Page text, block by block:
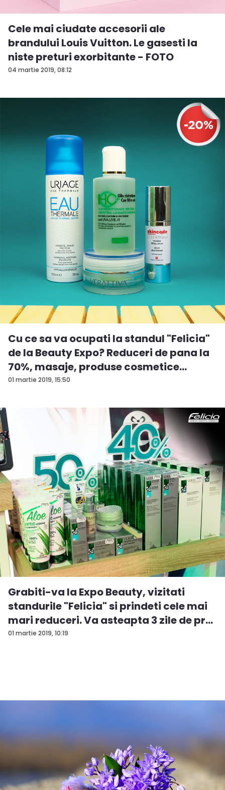
04 martie 2019, 08:12
Cele mai ciudate accesorii ale
brandului Louis Vuitton. Le gasesti la
niste preturi exorbitante - FOTO
01 martie 2019, 15:50
Cu ce sa va ocupati la standul "Felicia"
de la Beauty Expo? Reduceri de pana la
70%, masaje, produse cosmetice
origin...
01 martie 2019, 10:19
Grabiti-va la Expo Beauty, vizitati
standurile "Felicia" si prindeti cele mai
mari reduceri. Va asteapta 3 zile de pr...